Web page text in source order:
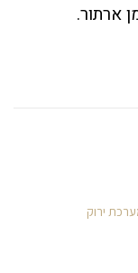
ארתור.
ירוק